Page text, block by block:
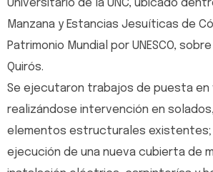
Universitario de la UNC, ubicado
Manzana y Estancias Jesuíticas de
Patrimonio Mundial por UNESCO,
Quirós.
Se ejecutaron trabajos de puesta en
realizándose intervención en
elementos estructurales existentes;
ejecución de una nueva cubierta de